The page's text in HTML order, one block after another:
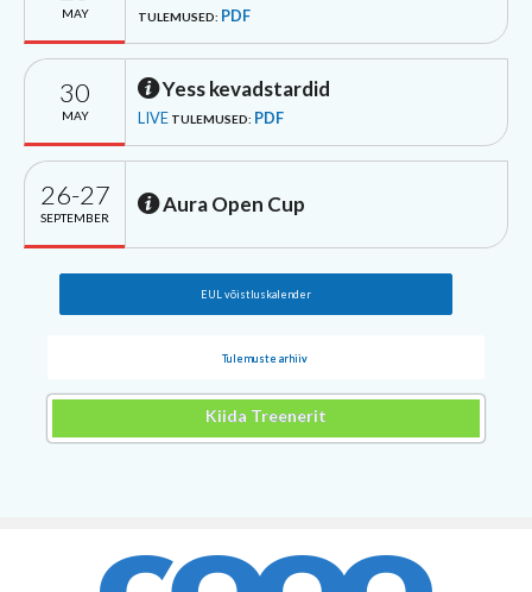
MAY TULEMUSED: PDF
30
MAY
Yess kevadstardid
LIVE TULEMUSED: PDF
26-27
SEPTEMBER
Aura Open Cup
EUL võistluskalender
Tulemuste arhiiv
Kiida Treenerit